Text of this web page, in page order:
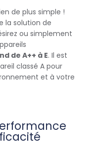
de plus simple !
la solution de
ou simplement
de A++ à E. Il est
classé A pour
et à votre